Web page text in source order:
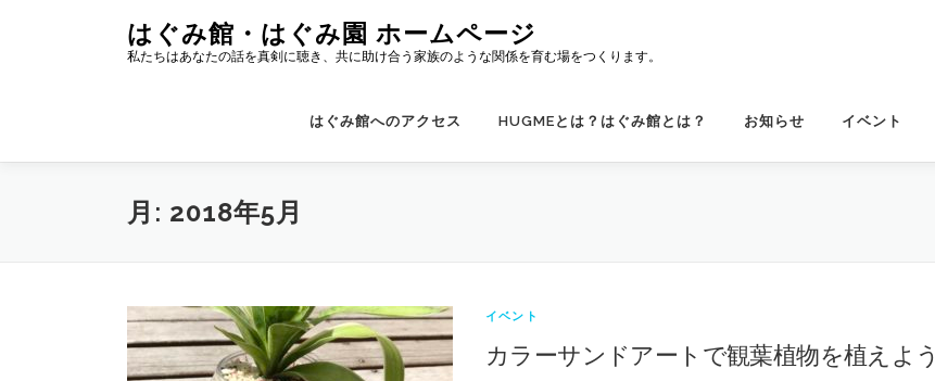
ス
はぐみ館・はぐみ園 ホームページ
私たちはあなたの話を真剣に聴き、共に助け合う家族のような関係を育む場をつくります。
はぐみ館へのアクセス HUGMEとは？はぐみ館とは？ お知らせ イベント
月: 2018年5月
イベント
カラーサンドアートで観葉植物を植えよう